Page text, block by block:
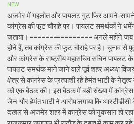
NEW
अजमेर में गहलोत और पायलट गुट फिर आमने-
कांग्रेस की फूट चौराहे पर। पायलट समर्थकों ने
जताया। ================ अगले महीने
होने हैं, तब कांग्रेस की फूट चौराहे पर है। चुनाव से
और कांग्रेस के राष्ट्रीय महासचिव सचिन पायलट
पायलट समर्थक माने जाने वाले पूर्व शहर अध्यक्ष
क्षेत्र से कांग्रेस के प्रत्याशी रहे हेमंत भाटी के
को एक बैठक की। इस बैठक में बड़ी संख्या में कांग्रेस
जैन और हेमंत भाटी ने आरोप लगाया कि आरटीडीसी के
दखल से अजमेर शहर में कांग्रेस को नुकसान हो रहा